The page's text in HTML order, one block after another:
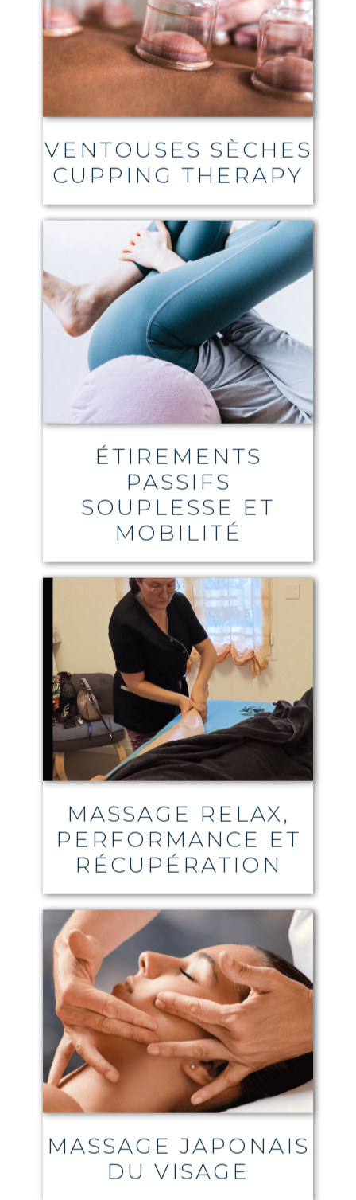
VENTOUSES SÈCHES
CUPPING THERAPY
ÉTIREMENTS
PASSIFS
SOUPLESSE ET
MOBILITÉ
MASSAGE RELAX,
PERFORMANCE ET
RÉCUPÉRATION
MASSAGE JAPONAIS
DU VISAGE